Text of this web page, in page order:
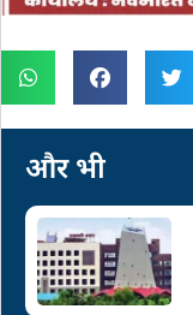
और भी